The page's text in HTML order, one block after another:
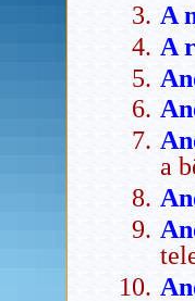
A
A
a